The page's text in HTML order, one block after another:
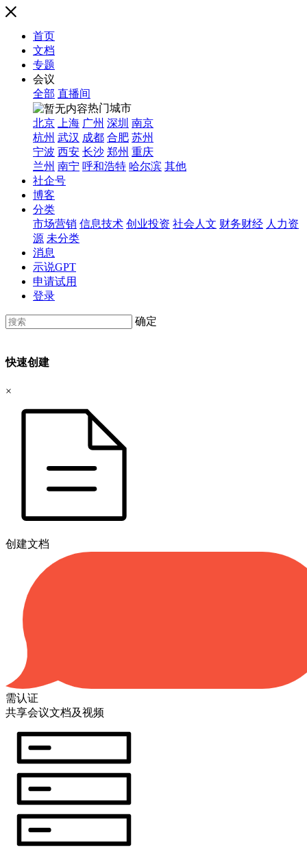
首页
文档
专题
会议
全部 直播间
热门城市
北京
上海 广州 深圳 南京
杭州 武汉 成都 合肥 苏州
宁波 西安 长沙 郑州 重庆
兰州 南宁 呼和浩特 哈尔滨 其他
社企号
博客
分类
市场营销 信息技术 创业投资 社会人文 财务财经 人力资
源 未分类
消息
示说GPT
申请试用
登录
确定
快速创建
×
创建文档
需认证
共享会议文档及视频